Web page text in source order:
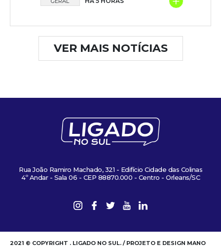
VER MAIS NOTÍCIAS
Rua João Ramiro Machado, 321 - Edifício Cidade das Colinas
4º Andar - Sala 06 - CEP 88870.000 - Centro - Orleans/SC
2021 © COPYRIGHT . LIGADO NO SUL. / PROJETO E DESIGN MANO